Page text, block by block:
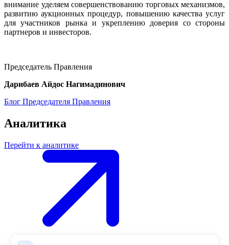
внимание уделяем совершенствованию торговых механизмов,
развитию аукционных процедур, повышению качества услуг
для участников рынка и укреплению доверия со стороны
партнеров и инвесторов.
Председатель Правления
Дарибаев Айдос Нагимадинович
Блог Председателя Правления
Аналитика
Перейти к аналитике